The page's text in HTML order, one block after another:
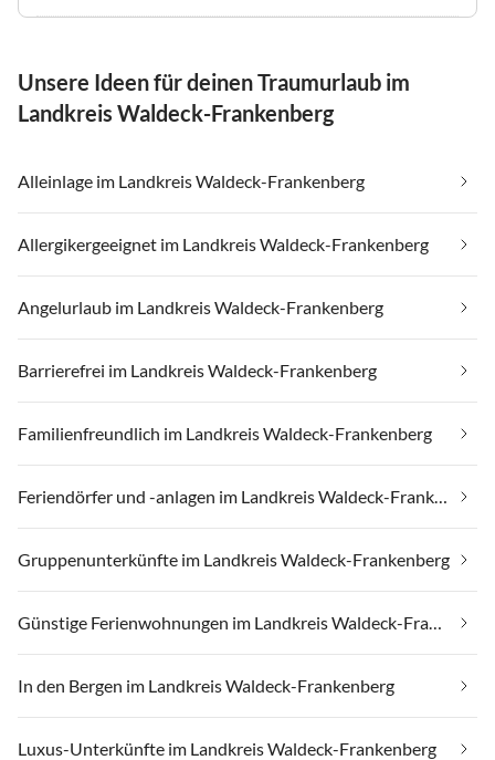
Unsere Ideen für deinen Traumurlaub im
Landkreis Waldeck-Frankenberg
Alleinlage im Landkreis Waldeck-Frankenberg
Allergikergeeignet im Landkreis Waldeck-Frankenberg
Angelurlaub im Landkreis Waldeck-Frankenberg
Barrierefrei im Landkreis Waldeck-Frankenberg
Familienfreundlich im Landkreis Waldeck-Frankenberg
Feriendörfer und -anlagen im Landkreis Waldeck-Frankenberg
Gruppenunterkünfte im Landkreis Waldeck-Frankenberg
Günstige Ferienwohnungen im Landkreis Waldeck-Frankenberg
In den Bergen im Landkreis Waldeck-Frankenberg
Luxus-Unterkünfte im Landkreis Waldeck-Frankenberg